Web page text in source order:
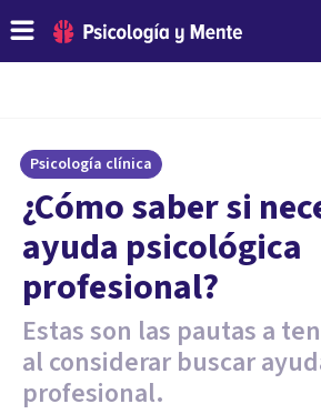
Psicología clínica
¿Cómo saber si
ayuda psicológica
profesional?
Estas son las pautas a
al considerar buscar
profesional.